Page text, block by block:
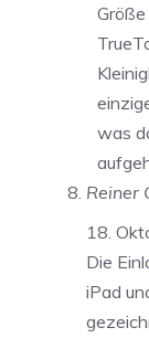
was
Reiner
18.
Die
iPad